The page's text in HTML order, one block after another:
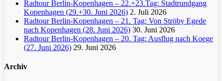
Radtour Berlin-Kopenhagen – 22.+23.Tag: Stadtrundgang
Kopenhagen (29.+30. Juni 2026) 2. Juli 2026
Radtour Berlin-Kopenhagen – 21. Tag: Von Ströby Egede
nach Kopenhagen (28. Juni 2026) 30. Juni 2026
Radtour Berlin-Kopenhagen – 20. Tag: Ausflug nach Koege
(27. Juni 2026) 29. Juni 2026
Archiv